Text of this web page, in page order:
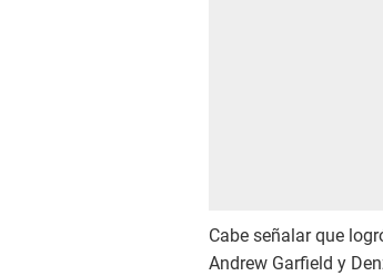
Cabe señalar que
Andrew Garfield y